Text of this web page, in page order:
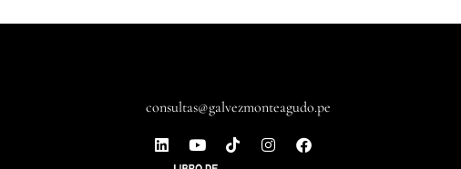
consultas@galvezmonteagudo.pe